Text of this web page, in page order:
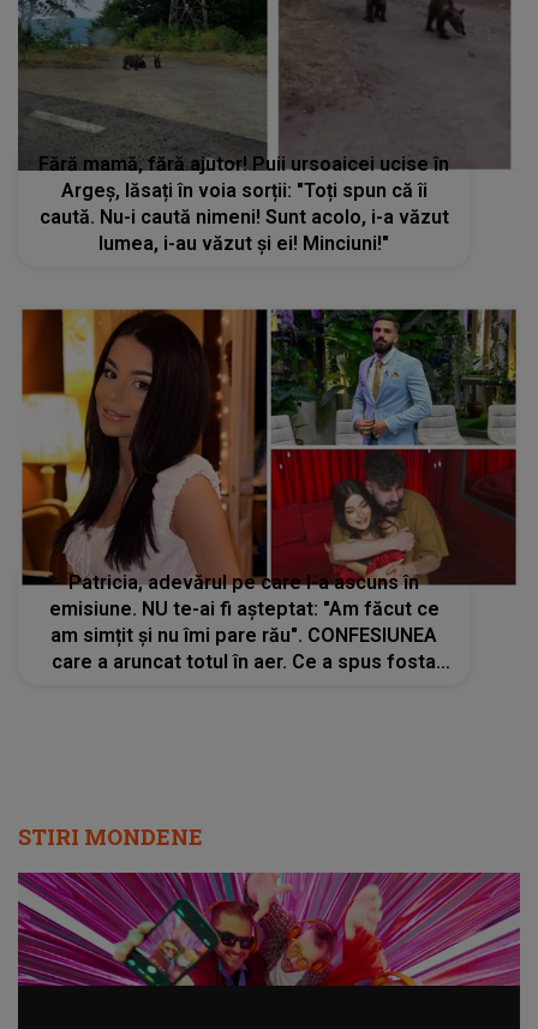
Fără mamă, fără ajutor! Puii ursoaicei ucise în
Argeș, lăsați în voia sorții: "Toți spun că îi
caută. Nu-i caută nimeni! Sunt acolo, i-a văzut
lumea, i-au văzut și ei! Minciuni!"
Patricia, adevărul pe care l-a ascuns în
emisiune. NU te-ai fi așteptat: "Am făcut ce
am simțit și nu îmi pare rău". CONFESIUNEA
care a aruncat totul în aer. Ce a spus fosta
STIRI MONDENE